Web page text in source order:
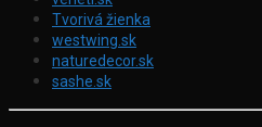
Tvorivá žienka
westwing.sk
naturedecor.sk
sashe.sk